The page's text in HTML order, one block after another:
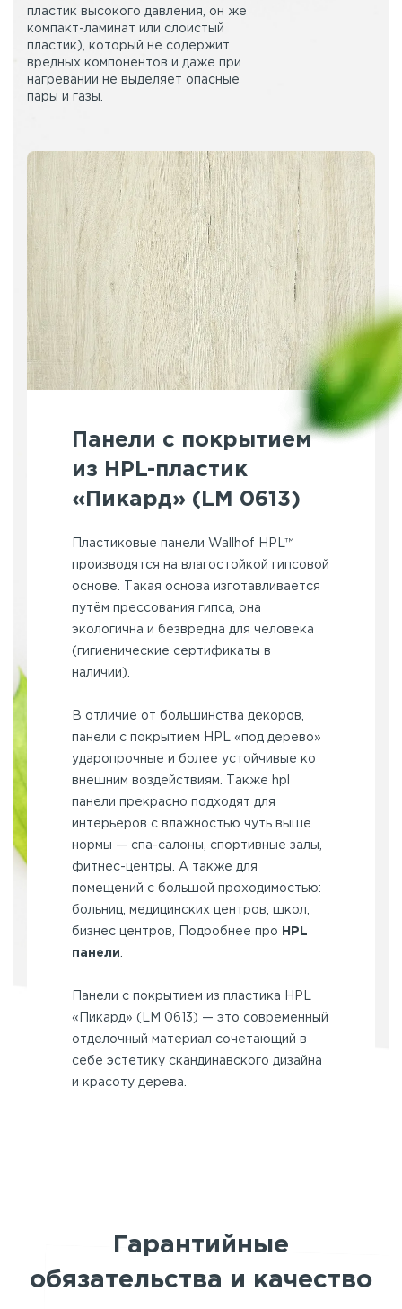
пластик высокого давления, он же
компакт-ламинат или слоистый
пластик), который не содержит
вредных компонентов и даже при
нагревании не выделяет опасные
пары и газы.
Панели с покрытием
из HPL-пластик
«Пикард» (LM 0613)
Пластиковые панели Wallhof HPL™
производятся на влагостойкой гипсовой
основе. Такая основа изготавливается
путём прессования гипса, она
экологична и безвредна для человека
(гигиенические сертификаты в
наличии).
В отличие от большинства декоров,
панели с покрытием HPL «под дерево»
ударопрочные и более устойчивые ко
внешним воздействиям. Также hpl
панели прекрасно подходят для
интерьеров с влажностью чуть выше
нормы — спа-салоны, спортивные залы,
фитнес-центры. А также для
помещений с большой проходимостью:
больниц, медицинских центров, школ,
бизнес центров, Подробнее про
HPL
панели
Панели с покрытием из пластика HPL
«Пикард» (LM 0613) — это современный
отделочный материал сочетающий в
себе эстетику скандинавского дизайна
и красоту дерева.
Гарантийные
обязательства и качество